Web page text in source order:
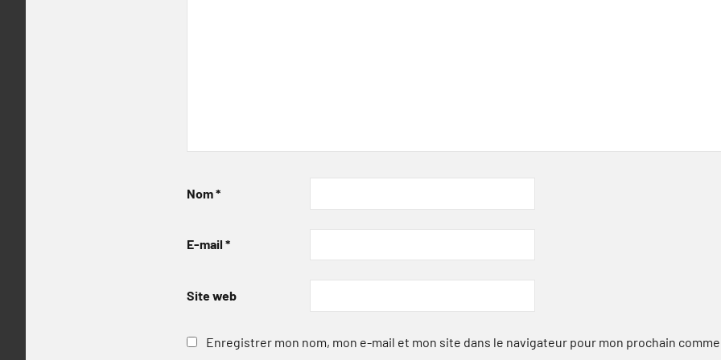
Nom*
E-mail *
Site web
Enregistrer mon nom, mon e-mail et mon site dans le navigateur pour mon prochain